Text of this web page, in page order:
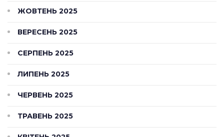
ЖОВТЕНЬ 2025
ВЕРЕСЕНЬ 2025
СЕРПЕНЬ 2025
ЛИПЕНЬ 2025
ЧЕРВЕНЬ 2025
ТРАВЕНЬ 2025